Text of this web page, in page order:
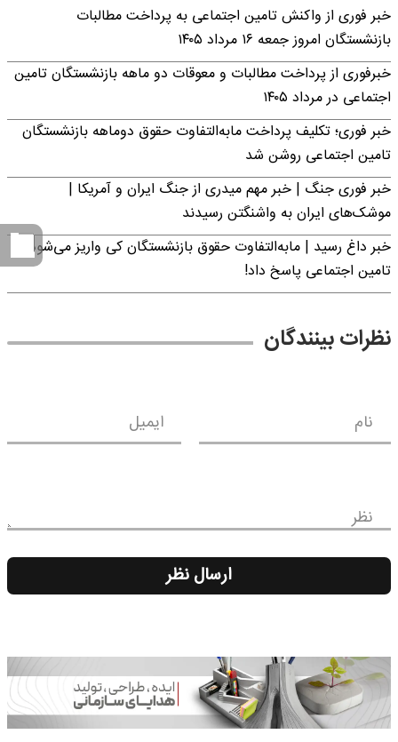
خبر فوری از واکنش تامین اجتماعی به پرداخت مطالبات
بازنشستگان امروز جمعه ۱۶ مرداد ۱۴۰۵
خبرفوری از پرداخت مطالبات و معوقات دو ماهه بازنشستگان تامین
اجتماعی در مرداد ۱۴۰۵
خبر فوری؛ تکلیف پرداخت مابه‌التفاوت حقوق دوماهه بازنشستگان
تامین اجتماعی روشن شد
خبر فوری جنگ | خبر مهم میدری از جنگ ایران و آمریکا |
موشک‌های ایران به واشنگتن رسیدند
خبر داغ رسید | مابه‌التفاوت حقوق بازنشستگان کی واریز می‌شود؟ |
تامین اجتماعی پاسخ داد!
نظرات بینندگان
نام ایمیل
نظر
ارسال نظر